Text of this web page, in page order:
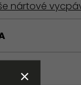
nártové